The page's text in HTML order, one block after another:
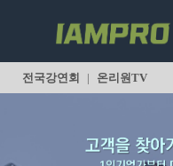
전국강연회 | 온리원TV